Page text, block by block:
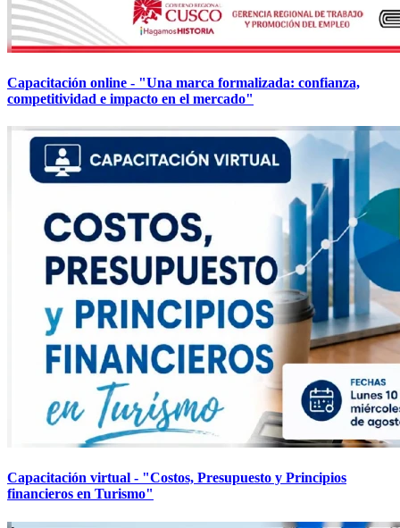
Capacitación online - "Una marca formalizada: confianza,
competitividad e impacto en el mercado"
Capacitación virtual - "Costos, Presupuesto y Principios
financieros en Turismo"